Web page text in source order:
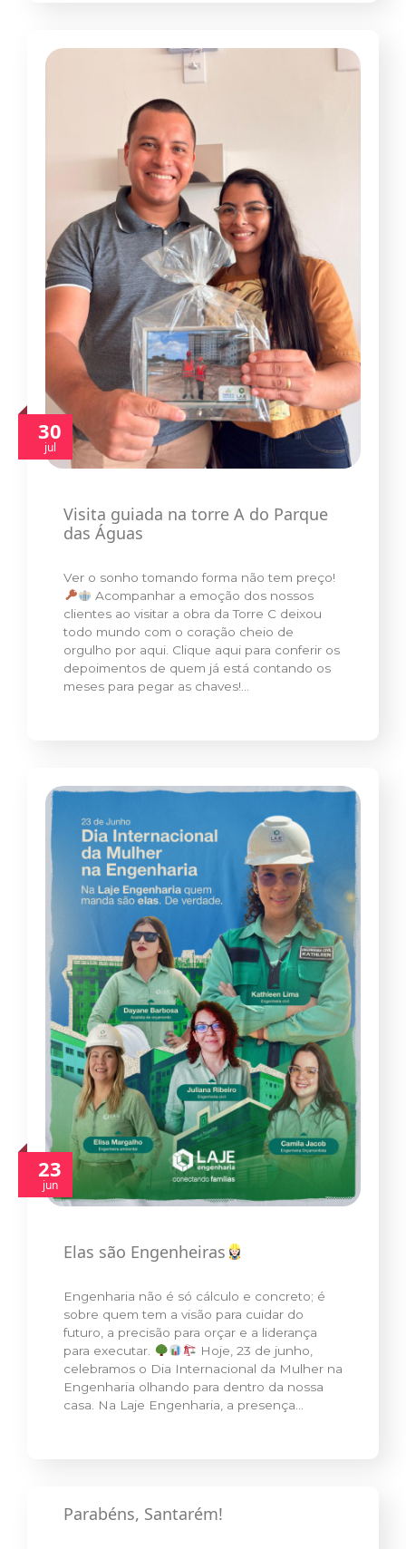
30
jul
Visita guiada na torre A do Parque
das Águas
Ver o sonho tomando forma não tem preço!
Acompanhar a emoção dos nossos
clientes ao visitar a obra da Torre C deixou
todo mundo com o coração cheio de
orgulho por aqui. Clique aqui para conferir os
depoimentos de quem já está contando os
meses para pegar as chaves!…
23
jun
Elas são Engenheiras
Engenharia não é só cálculo e concreto; é
sobre quem tem a visão para cuidar do
futuro, a precisão para orçar e a liderança
para executar.
Hoje, 23 de junho,
celebramos o Dia Internacional da Mulher na
Engenharia olhando para dentro da nossa
casa. Na Laje Engenharia, a presença…
Parabéns, Santarém!